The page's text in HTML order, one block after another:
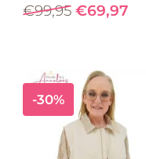
€99,95 €69,97
-30%